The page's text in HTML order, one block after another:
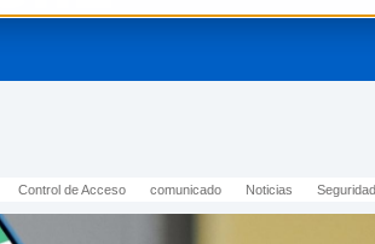
Control de Acceso comunicado Noticias Seguridad